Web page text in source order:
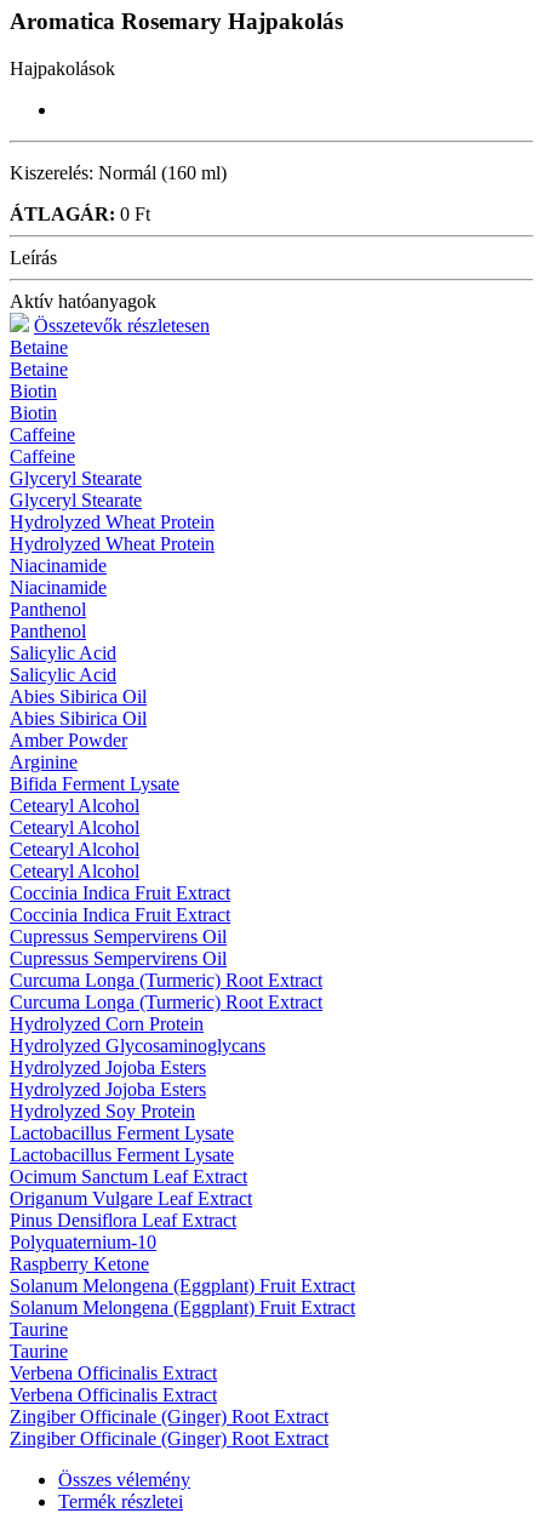
Aromatica Rosemary Hajpakolás
Hajpakolások
Kiszerelés: Normál (160 ml)
ÁTLAGÁR: 0 Ft
Leírás
Aktív hatóanyagok
Összetevők részletesen
Betaine
Betaine
Biotin
Biotin
Caffeine
Caffeine
Glyceryl Stearate
Glyceryl Stearate
Hydrolyzed Wheat Protein
Hydrolyzed Wheat Protein
Niacinamide
Niacinamide
Panthenol
Panthenol
Salicylic Acid
Salicylic Acid
Abies Sibirica Oil
Abies Sibirica Oil
Amber Powder
Arginine
Bifida Ferment Lysate
Cetearyl Alcohol
Cetearyl Alcohol
Cetearyl Alcohol
Cetearyl Alcohol
Coccinia Indica Fruit Extract
Coccinia Indica Fruit Extract
Cupressus Sempervirens Oil
Cupressus Sempervirens Oil
Curcuma Longa (Turmeric) Root Extract
Curcuma Longa (Turmeric) Root Extract
Hydrolyzed Corn Protein
Hydrolyzed Glycosaminoglycans
Hydrolyzed Jojoba Esters
Hydrolyzed Jojoba Esters
Hydrolyzed Soy Protein
Lactobacillus Ferment Lysate
Lactobacillus Ferment Lysate
Ocimum Sanctum Leaf Extract
Origanum Vulgare Leaf Extract
Pinus Densiflora Leaf Extract
Polyquaternium-10
Raspberry Ketone
Solanum Melongena (Eggplant) Fruit Extract
Solanum Melongena (Eggplant) Fruit Extract
Taurine
Taurine
Verbena Officinalis Extract
Verbena Officinalis Extract
Zingiber Officinale (Ginger) Root Extract
Zingiber Officinale (Ginger) Root Extract
Összes vélemény
Termék részletei